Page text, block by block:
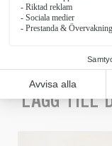
LÄGG TILL